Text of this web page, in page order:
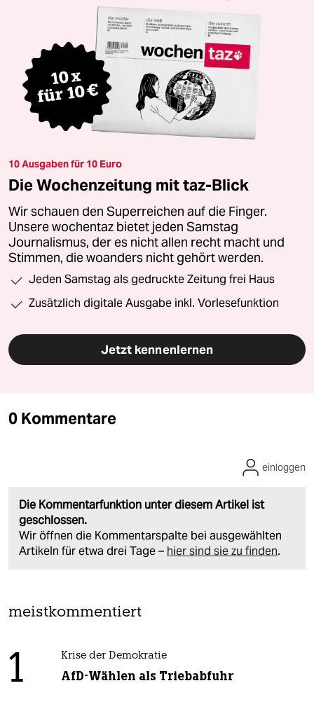
10 Ausgaben für 10 Euro
Die Wochenzeitung mit taz-Blick
Wir schauen den Superreichen auf die Finger.
Unsere wochentaz bietet jeden Samstag
Journalismus, der es nicht allen recht macht und
Stimmen, die woanders nicht gehört werden.
Jeden Samstag als gedruckte Zeitung frei Haus
Zusätzlich digitale Ausgabe inkl. Vorlesefunktion
Jetzt kennenlernen
0 Kommentare
Die Kommentarfunktion unter diesem Artikel ist
geschlossen.
Wir öffnen die Kommentarspalte bei ausgewählten
Artikeln für etwa drei Tage – hier sind sie zu finden.
einloggen
meistkommentiert
1 Krise der Demokratie
AfD-Wählen als Triebabfuhr